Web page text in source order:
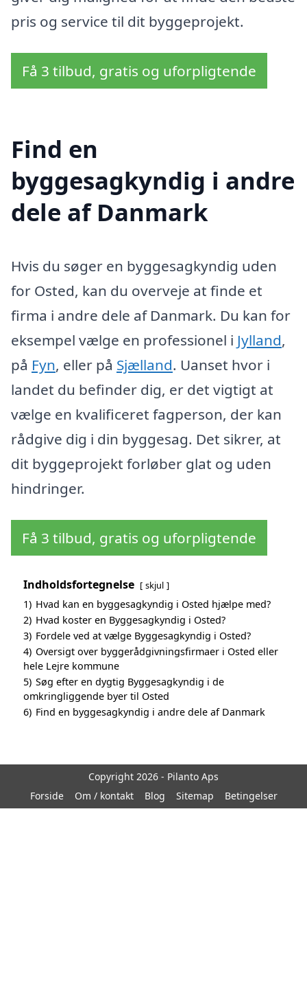
pris og service til dit byggeprojekt.
Få 3 tilbud, gratis og uforpligtende
Find en
byggesagkyndig i andre
dele af Danmark
Hvis du søger en byggesagkyndig uden
for Osted, kan du overveje at finde et
firma i andre dele af Danmark. Du kan for
eksempel vælge en professionel i Jylland,
på Fyn, eller på Sjælland. Uanset hvor i
landet du befinder dig, er det vigtigt at
vælge en kvalificeret fagperson, der kan
rådgive dig i din byggesag. Det sikrer, at
dit byggeprojekt forløber glat og uden
hindringer.
Få 3 tilbud, gratis og uforpligtende
Indholdsfortegnelse skjul
1) Hvad kan en byggesagkyndig i Osted hjælpe med?
2) Hvad koster en Byggesagkyndig i Osted?
3) Fordele ved at vælge Byggesagkyndig i Osted?
4) Oversigt over byggerådgivningsfirmaer i Osted eller
hele Lejre kommune
5) Søg efter en dygtig Byggesagkyndig i de
omkringliggende byer til Osted
6) Find en byggesagkyndig i andre dele af Danmark
Copyright 2026 - Pilanto Aps
Forside
Om / kontakt Blog Sitemap Betingelser